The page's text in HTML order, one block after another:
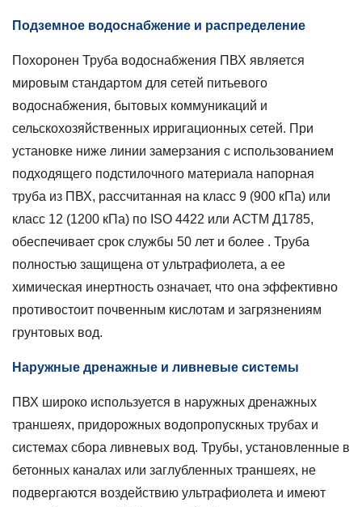
фитингов
ПВХ
для
сантехники
на
открытом
6.1
Целостность
швов
на
растворяющем
цементе
воздухе
6.2
фитинги
по
сравнению
растворителем
Подземное водоснабжение и распределение
Похоронен Труба водоснабжения ПВХ является
мировым стандартом для сетей питьевого
водоснабжения, бытовых коммуникаций и
сельскохозяйственных ирригационных сетей. При
установке ниже линии замерзания с использованием
подходящего подстилочного материала напорная
труба из ПВХ, рассчитанная на класс 9 (900 кПа) или
класс 12 (1200 кПа) по ISO 4422 или АСТМ Д1785,
обеспечивает срок службы 50 лет и более . Труба
полностью защищена от ультрафиолета, а ее
химическая инертность означает, что она эффективно
противостоит почвенным кислотам и загрязнениям
грунтовых вод.
Наружные дренажные и ливневые системы
ПВХ широко используется в наружных дренажных
траншеях, придорожных водопропускных трубах и
системах сбора ливневых вод. Трубы, установленные в
бетонных каналах или заглубленных траншеях, не
подвергаются воздействию ультрафиолета и имеют